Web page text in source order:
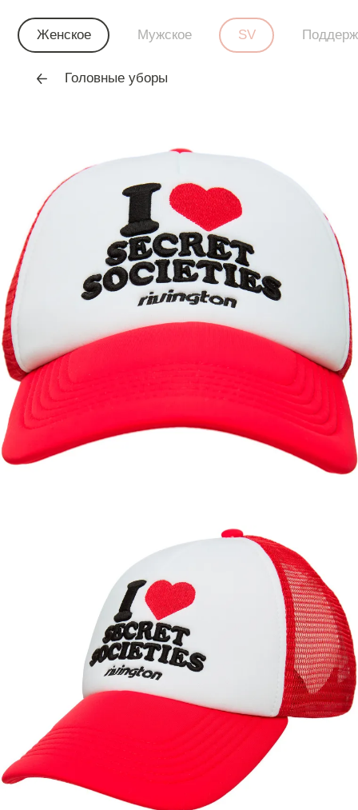
Женское Мужское SV
Головные уборы